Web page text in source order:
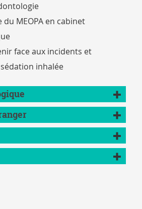
du MEOPA en cabinet
face aux incidents et
inhalée